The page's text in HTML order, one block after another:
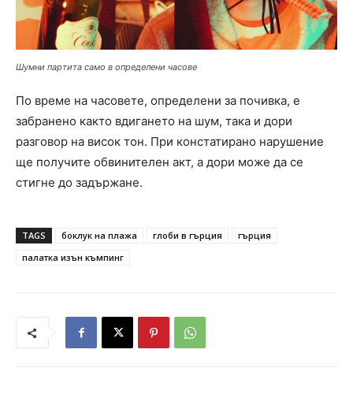
Шумни партита само в определени часове
По време на часовете, определени за почивка, е
забранено както вдигането на шум, така и дори
разговор на висок тон. При констатирано нарушение
ще получите обвинителен акт, а дори може да се
стигне до задържане.
TAGS боклук на плажа глоби в гърция
гърция
палатка изън къмпинг